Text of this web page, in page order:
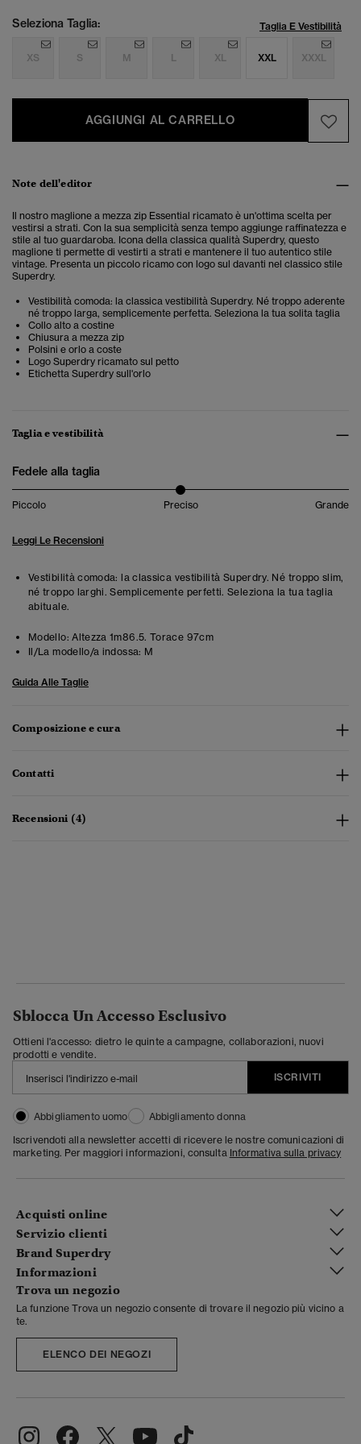
Seleziona Taglia: Taglia E Vestibilità
XS S M L XL XXL XXXL
AGGIUNGI AL CARRELLO
Note dell'editor
Il nostro maglione a mezza zip Essential ricamato è un'ottima scelta per
vestirsi a strati. Con la sua semplicità senza tempo aggiunge raffinatezza e
stile al tuo guardaroba. Icona della classica qualità Superdry, questo
maglione ti permette di vestirti a strati e mantenere il tuo autentico stile
vintage. Presenta un piccolo ricamo con logo sul davanti nel classico stile
Superdry.
Vestibilità comoda: la classica vestibilità Superdry. Né troppo aderente
né troppo larga, semplicemente perfetta. Seleziona la tua solita taglia
Collo alto a costine
Chiusura a mezza zip
Polsini e orlo a coste
Logo Superdry ricamato sul petto
Etichetta Superdry sull'orlo
Taglia e vestibilità
Fedele alla taglia
Piccolo Preciso Grande
Leggi Le Recensioni
Vestibilità comoda: la classica vestibilità Superdry. Né troppo slim,
né troppo larghi. Semplicemente perfetti. Seleziona la tua taglia
abituale.
Modello: Altezza 1m86.5. Torace 97cm
Il/La modello/a indossa: M
Guida Alle Taglie
Composizione e cura
Contatti
Recensioni (4)
Sblocca Un Accesso Esclusivo
Ottieni l'accesso: dietro le quinte a campagne, collaborazioni, nuovi
prodotti e vendite.
ISCRIVITI
Abbigliamento uomo
Abbigliamento donna
Iscrivendoti alla newsletter accetti di ricevere le nostre comunicazioni di
marketing. Per maggiori informazioni, consulta Informativa sulla privacy
Acquisti online
Servizio clienti
Brand Superdry
Informazioni
Trova un negozio
La funzione Trova un negozio consente di trovare il negozio più vicino a
te.
ELENCO DEI NEGOZI